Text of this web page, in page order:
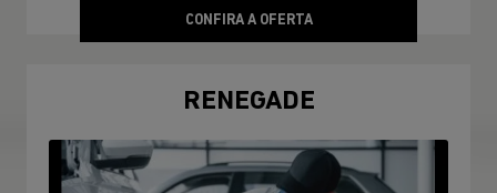
CONFIRA A OFERTA
RENEGADE